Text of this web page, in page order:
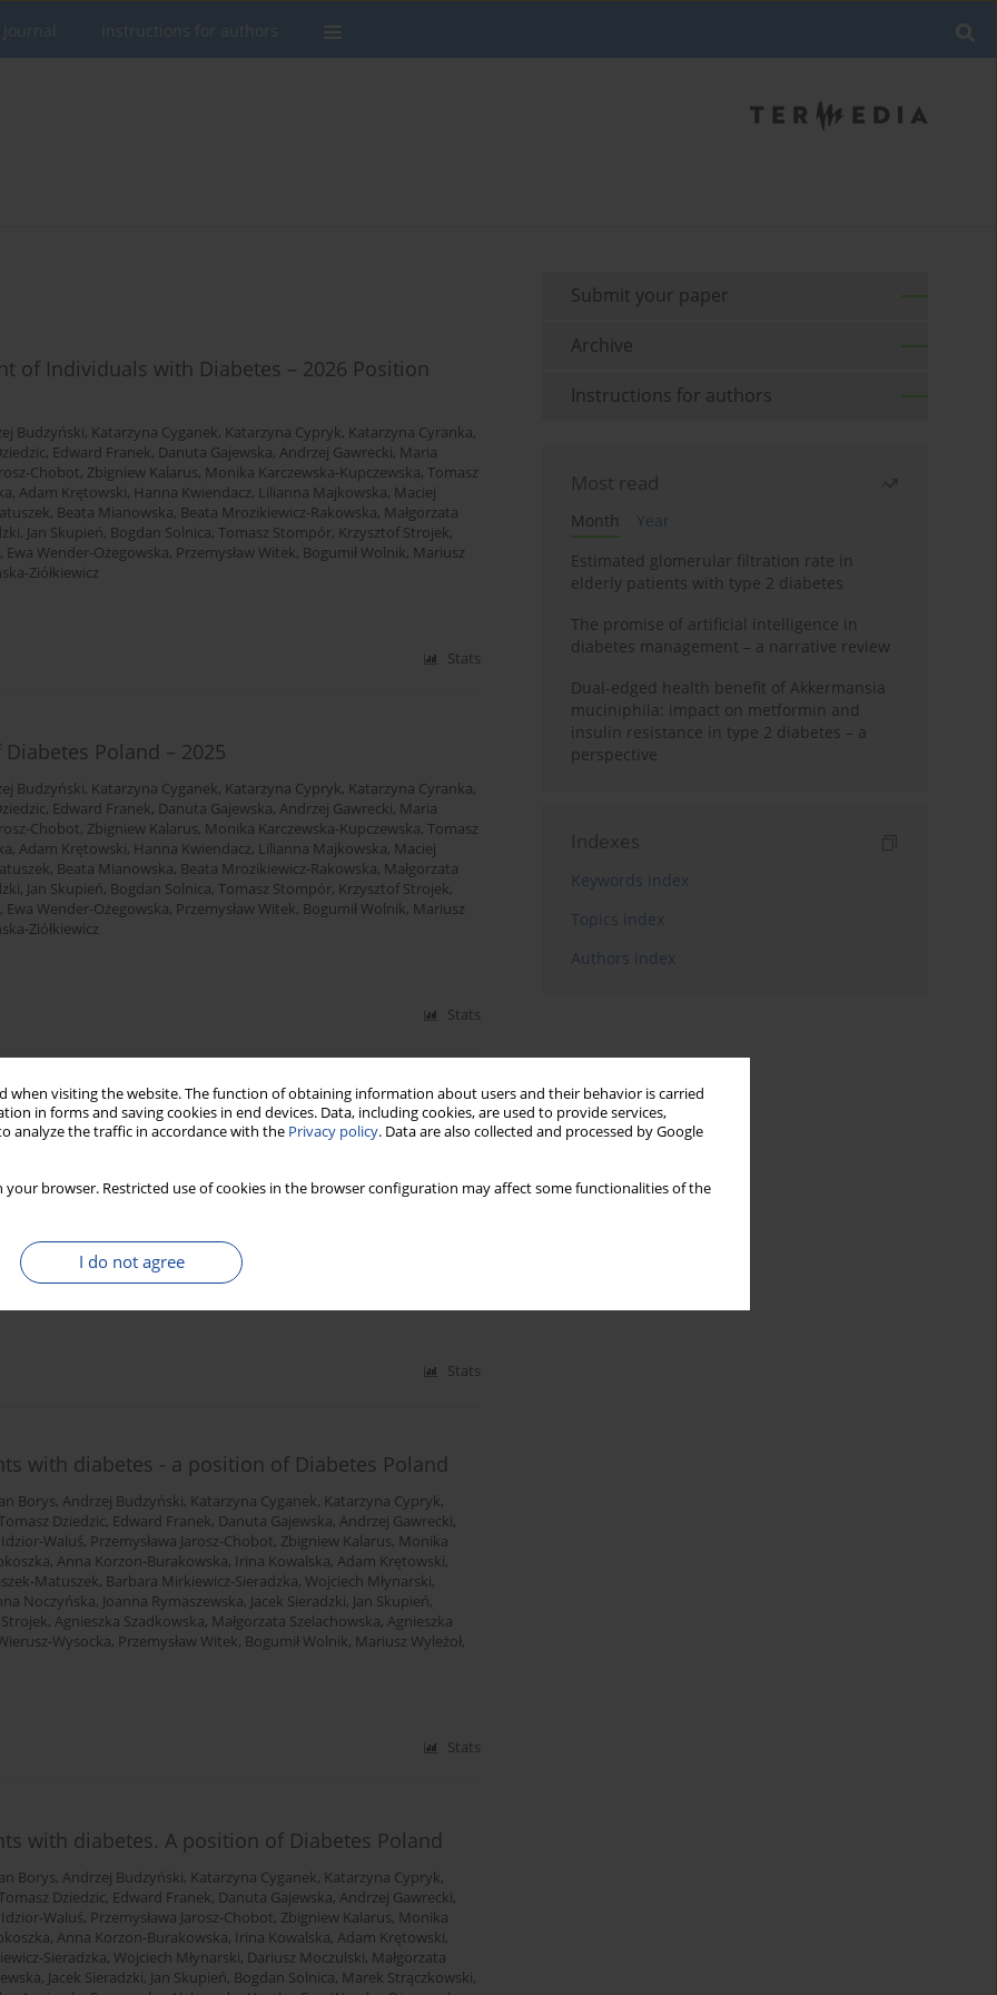
when visiting the website. The function of obtaining information about users and their behavior is carried
in forms and saving cookies in end devices. Data, including cookies, are used to provide services,
analyze the traffic in accordance with the Privacy policy. Data are also collected and processed by Google
your browser. Restricted use of cookies in the browser configuration may affect some functionalities of the
I do not agree
Instructions for authors
of Individuals with Diabetes – 2026 Position
Budzyński, Katarzyna Cyganek, Katarzyna Cypryk, Katarzyna Cyranka,
, Edward Franek, Danuta Gajewska, Andrzej Gawrecki, Maria
Chobot, Zbigniew Kalarus, Monika Karczewska-Kupczewska, Tomasz
, Adam Krętowski, Hanna Kwiendacz, Lilianna Majkowska, Maciej
, Beata Mianowska, Beata Mrozikiewicz-Rakowska, Małgorzata
, Jan Skupień, Bogdan Solnica, Tomasz Stompór, Krzysztof Strojek,
, Ewa Wender-Ożegowska, Przemysław Witek, Bogumił Wolnik, Mariusz
Ziółkiewicz
Stats
Poland – 2025
Budzyński, Katarzyna Cyganek, Katarzyna Cypryk, Katarzyna Cyranka,
, Edward Franek, Danuta Gajewska, Andrzej Gawrecki, Maria
Chobot, Zbigniew Kalarus, Monika Karczewska-Kupczewska, Tomasz
, Adam Krętowski, Hanna Kwiendacz, Lilianna Majkowska, Maciej
, Beata Mianowska, Beata Mrozikiewicz-Rakowska, Małgorzata
, Jan Skupień, Bogdan Solnica, Tomasz Stompór, Krzysztof Strojek,
, Ewa Wender-Ożegowska, Przemysław Witek, Bogumił Wolnik, Mariusz
Ziółkiewicz
Stats
Poland – 2024
Borys Katarzyna Cyganek
Przemysława Jarosz-Chobot,Zbigniew Kalarus,Monika Karczewska-
,Jacek Sieradzki,Jan Skupień
Aleksandra Uruska, Ewa Wender-Ożegowska
Zmysłowska,Dorota Zozulińska-Ziółkiewicz
Stats
with diabetes - a position of Diabetes Poland
Borys, Andrzej Budzyński, Katarzyna Cyganek, Katarzyna Cypryk,
Dziedzic, Edward Franek, Danuta Gajewska, Andrzej Gawrecki,
Waluś, Przemysława Jarosz-Chobot, Zbigniew Kalarus, Monika
, Anna Korzon-Burakowska, Irina Kowalska, Adam Krętowski,
Matuszek, Barbara Mirkiewicz-Sieradzka, Wojciech Młynarski,
Noczyńska, Joanna Rymaszewska, Jacek Sieradzki, Jan Skupień,
, Agnieszka Szadkowska, Małgorzata Szelachowska, Agnieszka
Wysocka, Przemysław Witek, Bogumił Wolnik, Mariusz Wyleżoł,
Stats
with diabetes. A position of Diabetes Poland
Borys, Andrzej Budzyński, Katarzyna Cyganek, Katarzyna Cypryk,
Dziedzic, Edward Franek, Danuta Gajewska, Andrzej Gawrecki,
Waluś, Przemysława Jarosz-Chobot, Zbigniew Kalarus, Monika
, Anna Korzon-Burakowska, Irina Kowalska, Adam Krętowski,
Sieradzka, Wojciech Młynarski, Dariusz Moczulski, Małgorzata
, Jacek Sieradzki, Jan Skupień, Bogdan Solnica, Marek Strączkowski,
Submit your paper
Archive
Instructions for authors
Most read
Month
Year
Estimated glomerular filtration rate in
elderly patients with type 2 diabetes
The promise of artificial intelligence in
diabetes management – a narrative review
Dual-edged health benefit of Akkermansia
muciniphila: impact on metformin and
insulin resistance in type 2 diabetes – a
perspective
Indexes
Keywords index
Topics index
Authors index